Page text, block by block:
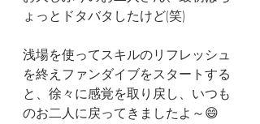
ょっとドタバタしたけど(笑)
浅場を使ってスキルのリフレッシュ
を終えファンダイブをスタートする
と、徐々に感覚を取り戻し、いつも
のお二人に戻ってきましたよ～😄